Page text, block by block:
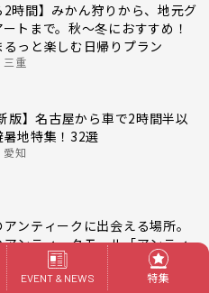
2時間】みかん狩りから、地元グ
トまで。秋〜冬におすすめ！
っと楽しむ日帰りプラン
三重
版】名古屋から車で2時間半以
地特集！32選
愛知
ンティークに出会える場所。
ンティークモール「アンティ
ト吹上」
名古屋 東区
EVENT & NEWS 特集